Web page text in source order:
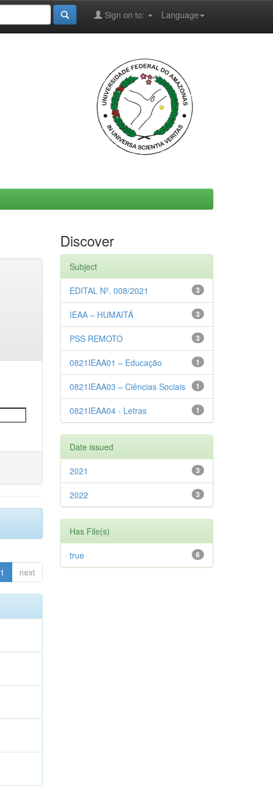
Language
Sign on to:
1 next
Discover
Subject
3
EDITAL Nº. 008/2021
3
IEAA – HUMAITÁ
3
PSS REMOTO
1
0821IEAA01 – Educação
1
0821IEAA03 – Ciências Sociais
1
0821IEAA04 - Letras
Date issued
3
2021
3
2022
Has File(s)
6
true